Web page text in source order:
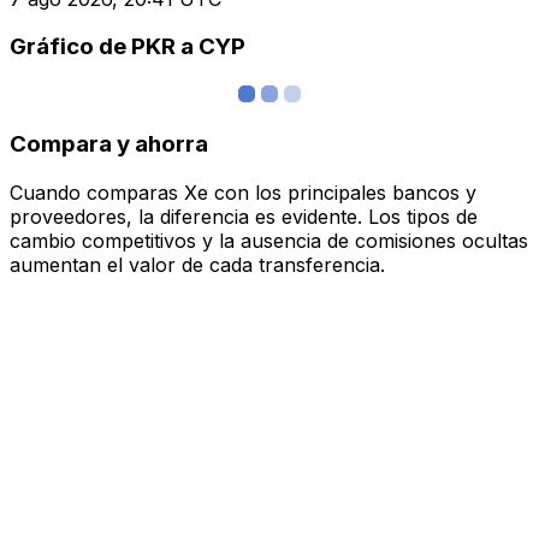
Gráfico de PKR a CYP
Compara y ahorra
Cuando comparas Xe con los principales bancos y
proveedores, la diferencia es evidente. Los tipos de
cambio competitivos y la ausencia de comisiones ocultas
aumentan el valor de cada transferencia.